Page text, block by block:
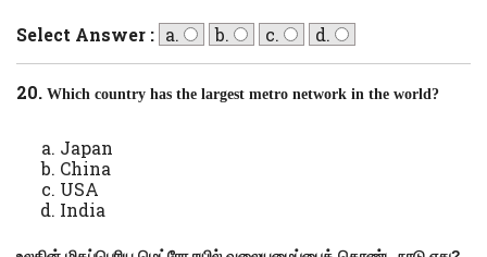
Select Answer : a. b. c. d.
20.Which country has the largest metro network in the world?
Japan
China
USA
India